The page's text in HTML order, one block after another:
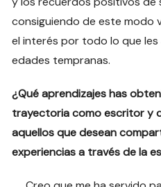
consiguiendo de este modo
el interés por todo lo que
edades tempranas.
¿Qué aprendizajes has
trayectoria como escritor y
aquellos que desean
experiencias a través de la